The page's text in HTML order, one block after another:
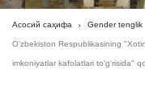
Асосий саҳифа Gender tenglik
O‘zbekiston Respublikasining
imkoniyatlar kafolatlari to‘g‘risida"